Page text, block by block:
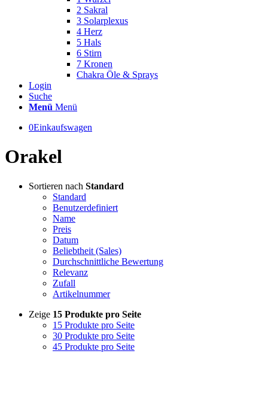
2 Sakral
3 Solarplexus
4 Herz
5 Hals
6 Stirn
7 Kronen
Chakra Öle & Sprays
Login
Suche
Menü Menü
0Einkaufswagen
Orakel
Sortieren nach Standard
Standard
Benutzerdefiniert
Name
Preis
Datum
Beliebtheit (Sales)
Durchschnittliche Bewertung
Relevanz
Zufall
Artikelnummer
Zeige 15 Produkte pro Seite
15 Produkte pro Seite
30 Produkte pro Seite
45 Produkte pro Seite